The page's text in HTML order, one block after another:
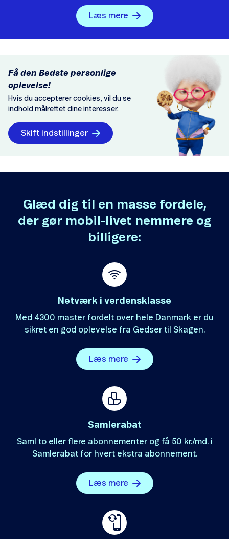
Læs mere
Få den Bedste personlige
oplevelse!
Hvis du accepterer cookies, vil du se
indhold målrettet dine interesser.
Skift indstillinger
Glæd dig til en masse fordele,
der gør mobil-livet nemmere og
billigere:
Netværk i verdensklasse
Med 4300 master fordelt over hele Danmark er du
sikret en god oplevelse fra Gedser til Skagen.
Læs mere
Samlerabat
Saml to eller flere abonnementer og få 50 kr./md. i
Samlerabat for hvert ekstra abonnement.
Læs mere